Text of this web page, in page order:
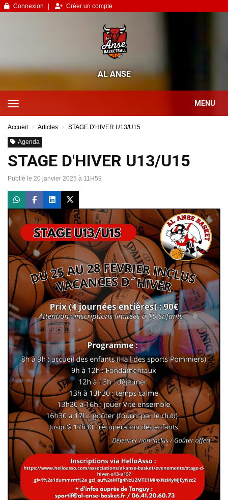
Connexion Créer un compte
AL ANSE
MENU
Accueil Articles STAGE D'HIVER U13/U15
Agenda
STAGE D'HIVER U13/U15
Publié le 20 janvier 2025 à 11H59
Panneau de gestion des cookies